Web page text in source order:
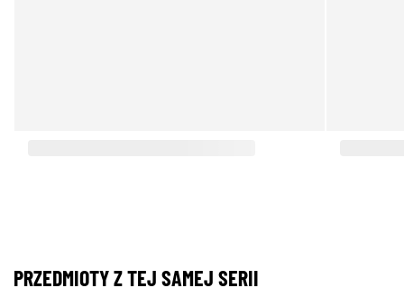
PRZEDMIOTY Z TEJ SAMEJ SERII